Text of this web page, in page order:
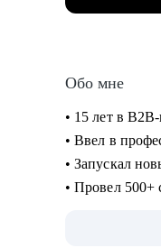
Обо мне
• 15 лет в
• Ввел в
• Запускал
• Провел
• 500+